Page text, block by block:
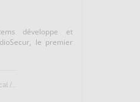
développe et
le premier
/...